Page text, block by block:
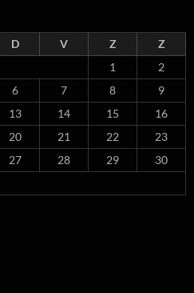
D V Z
Z
1
2
6 7 8
9
13 14 15
16
20 21 22
23
27 28 29
30